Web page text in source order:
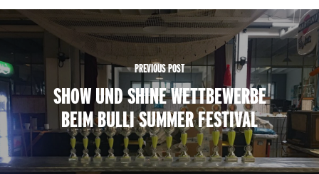
PREVIOUS POST
SHOW UND SHINE WETTBEWERBE
BEIM BULLI SUMMER FESTIVAL